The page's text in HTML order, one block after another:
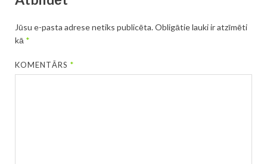
Jūsu e-pasta adrese netiks publicēta.Obligātie lauki ir atzīmēti
kā *
KOMENTĀRS*